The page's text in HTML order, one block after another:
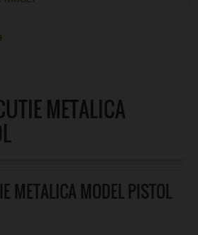
METALICA
METALICA MODEL PISTOL